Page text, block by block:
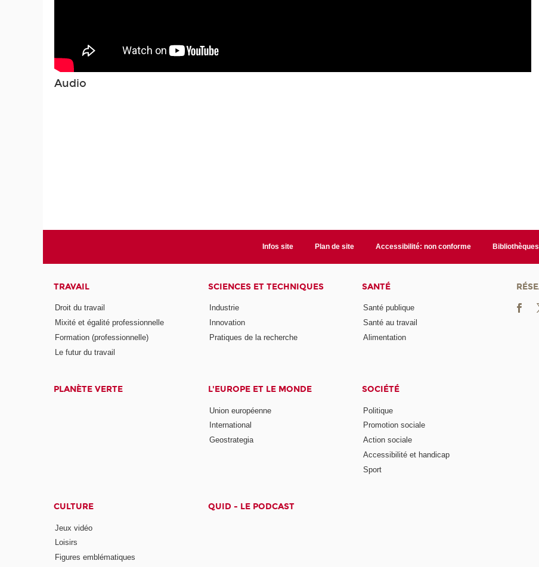
Audio
Infos site Plan de site Accessibilité: non conforme Bibliothèques
TRAVAIL
Droit du travail
Mixité et égalité professionnelle
Formation (professionnelle)
Le futur du travail
SCIENCES ET TECHNIQUES
Industrie
Innovation
Pratiques de la recherche
SANTÉ
Santé publique
Santé au travail
Alimentation
PLANÈTE VERTE L'EUROPE ET LE MONDE
Union européenne
International
Geostrategia
SOCIÉTÉ
Politique
Promotion sociale
Action sociale
Accessibilité et handicap
Sport
CULTURE
Jeux vidéo
Loisirs
Figures emblématiques
QUID - LE PODCAST